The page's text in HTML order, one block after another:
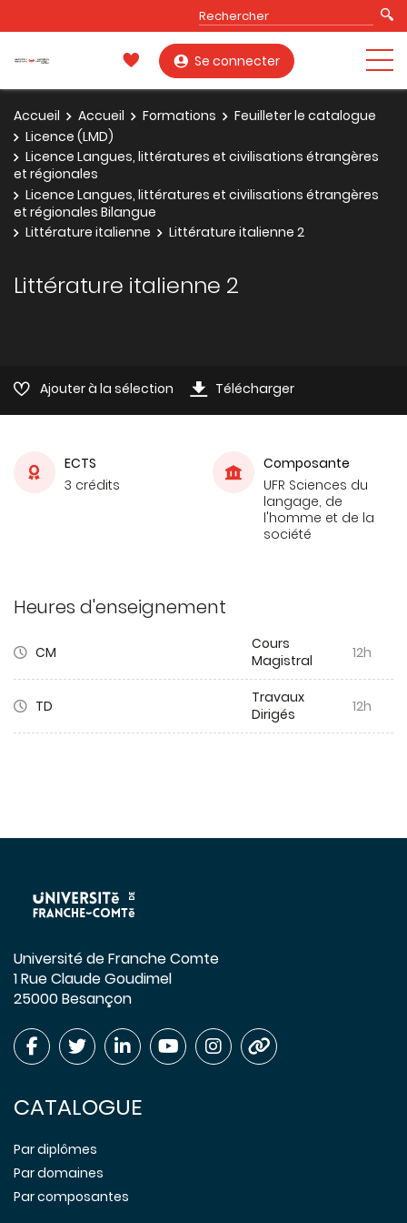
Se connecter
Accueil Accueil Formations
Feuilleter le catalogue
Licence (LMD)
Licence Langues, littératures et civilisations étrangères
et régionales
Licence Langues, littératures et civilisations étrangères
et régionales Bilangue
Littérature italienne
Littérature italienne 2
Littérature italienne 2
Ajouter à la sélection Télécharger
ECTS
3 crédits
Composante
UFR Sciences du
langage, de
l'homme et de la
société
Heures d'enseignement
CM
Cours
Magistral
12h
TD
Travaux
Dirigés
12h
Université de Franche Comte
1 Rue Claude Goudimel
25000 Besançon
CATALOGUE
Par diplômes
Par domaines
Par composantes